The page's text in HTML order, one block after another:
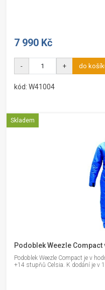
7 990 Kč
- + do
kód: W41004
Skladem
Podoblek Weezle Compact
Podoblek Weezle Compact je v
+14 stupňů Celsia. K dodání je v